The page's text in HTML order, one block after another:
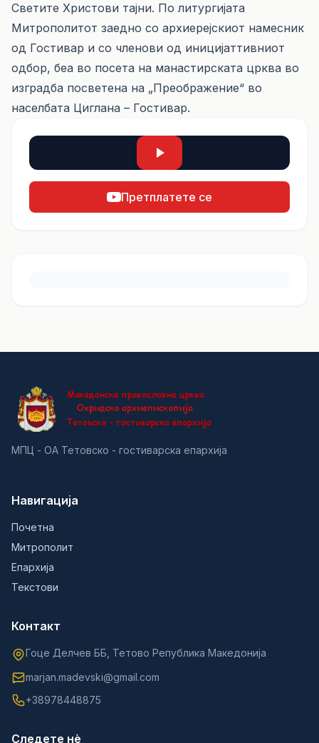
Светите Христови тајни. По литургијата
Митрополитот заедно со архиерејскиот намесник
од Гостивар и со членови од иницијаттивниот
одбор, беа во посета на манастирската црква во
изградба посветена на „Преображение“ во
населбата Циглана – Гостивар.
Претплатете се
МПЦ - ОА Тетовско - гостиварска епархија
Навигација
Почетна
Митрополит
Епархија
Текстови
Контакт
Гоце Делчев ББ, Тетово Република Македонија
marjan.madevski@gmail.com
+38978448875
Следете нè